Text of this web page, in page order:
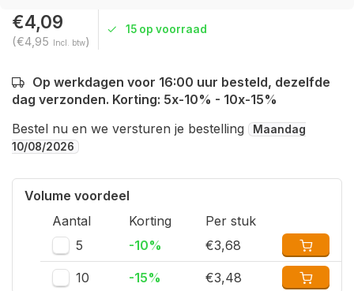
€4,09
(€4,95 Incl. btw)
15 op voorraad
Op werkdagen voor 16:00 uur besteld, dezelfde
dag verzonden. Korting: 5x-10% - 10x-15%
Bestel nu en we versturen je bestelling
Maandag
10/08/2026
Volume voordeel
Aantal
Korting
Per stuk
5
-10% €3,68
10 -15% €3,48